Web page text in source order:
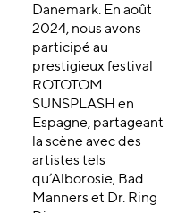
Danemark. En août
2024, nous avons
participé au
prestigieux festival
ROTOTOM
SUNSPLASH en
Espagne, partageant
la scène avec des
artistes tels
qu’Alborosie, Bad
Manners et Dr. Ring